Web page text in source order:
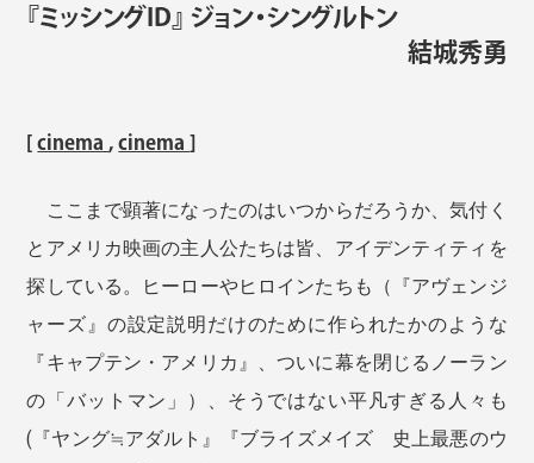
『ミッシングID』 ジョン・シングルトン
結城秀勇
[cinema,cinema]
ここまで顕著になったのはいつからだろうか、気付く
とアメリカ映画の主人公たちは皆、アイデンティティを
探している。ヒーローやヒロインたちも（『アヴェンジ
ャーズ』の設定説明だけのために作られたかのような
『キャプテン・アメリカ』、ついに幕を閉じるノーラン
の「バットマン」）、そうではない平凡すぎる人々も
(『ヤング≒アダルト』『ブライズメイズ 史上最悪のウ